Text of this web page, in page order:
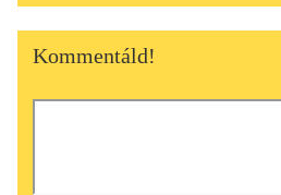
Kommentáld!